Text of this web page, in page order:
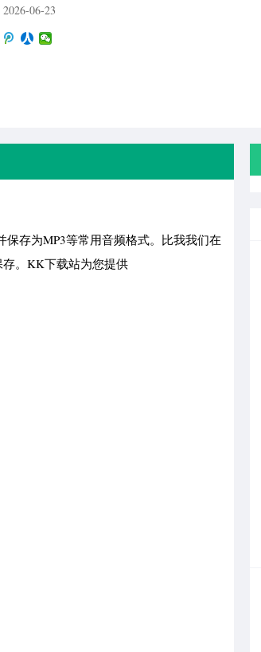
06-23
存为MP3等常用音频格式。比我我们在
。KK下载站为您提供